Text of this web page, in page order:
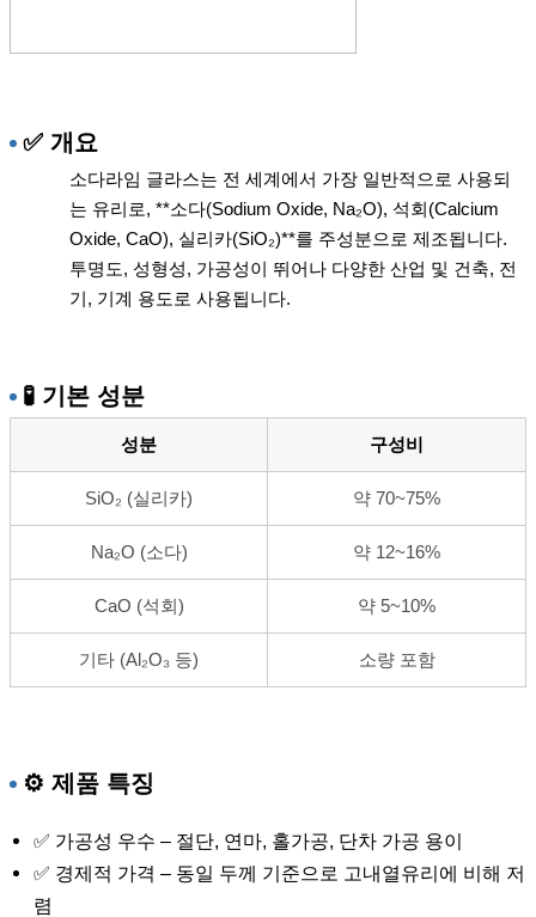
✅ 개요
소다라임 글라스는 전 세계에서 가장 일반적으로 사용되
는 유리로, **소다(Sodium Oxide, Na₂O), 석회(Calcium
Oxide, CaO), 실리카(SiO₂)**를 주성분으로 제조됩니다.
투명도, 성형성, 가공성이 뛰어나 다양한 산업 및 건축, 전
기, 기계 용도로 사용됩니다.
🧪 기본 성분
성분 구성비
SiO₂ (실리카) 약 70~75%
Na₂O (소다) 약 12~16%
CaO (석회) 약 5~10%
기타 (Al₂O₃ 등) 소량 포함
⚙️ 제품 특징
✅ 가공성 우수 – 절단, 연마, 홀가공, 단차 가공 용이
✅ 경제적 가격 – 동일 두께 기준으로 고내열유리에 비해 저
렴